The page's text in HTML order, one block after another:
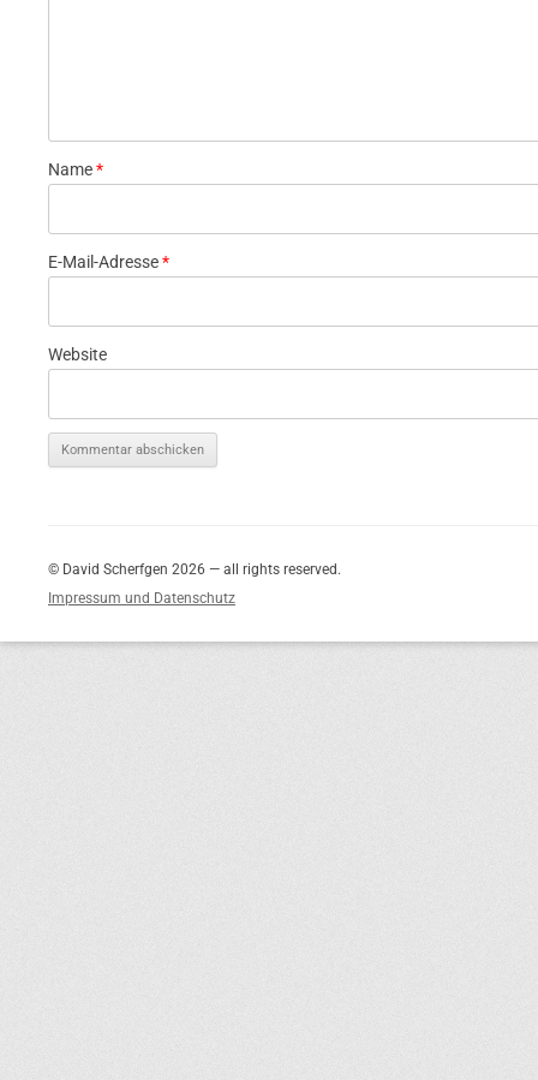
Name*
E-Mail-Adresse*
Website
© David Scherfgen 2026 — all rights reserved.
Impressum und Datenschutz